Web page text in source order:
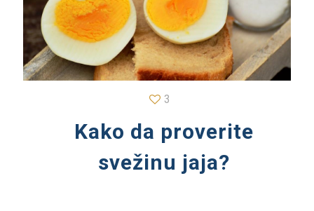
3
Kako da proverite
svežinu jaja?